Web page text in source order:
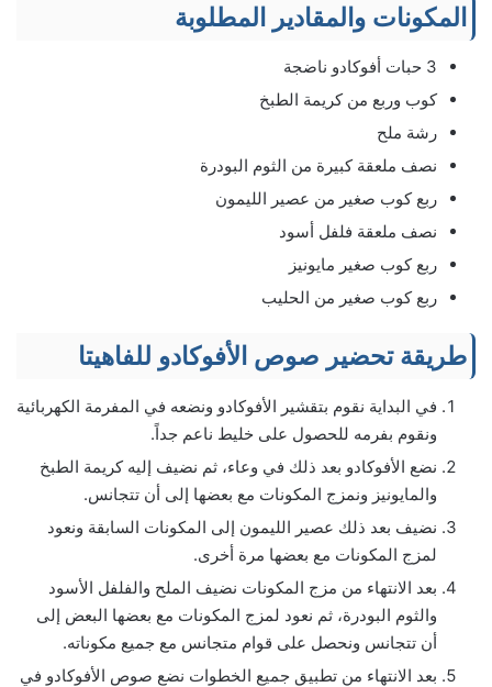
المكونات والمقادير المطلوبة
3 حبات أفوكادو ناضجة
كوب وربع من كريمة الطبخ
رشة ملح
نصف ملعقة كبيرة من الثوم البودرة
ربع كوب صغير من عصير الليمون
نصف ملعقة فلفل أسود
ربع كوب صغير مايونيز
ربع كوب صغير من الحليب
طريقة تحضير صوص الأفوكادو للفاهيتا
في البداية نقوم بتقشير الأفوكادو ونضعه في المفرمة الكهربائية
ونقوم بفرمه للحصول على خليط ناعم جداً.
نضع الأفوكادو بعد ذلك في وعاء، ثم نضيف إليه كريمة الطبخ
والمايونيز ونمزج المكونات مع بعضها إلى أن تتجانس.
نضيف بعد ذلك عصير الليمون إلى المكونات السابقة ونعود
لمزج المكونات مع بعضها مرة أخرى.
بعد الانتهاء من مزج المكونات نضيف الملح والفلفل الأسود
والثوم البودرة، ثم نعود لمزج المكونات مع بعضها البعض إلى
أن تتجانس ونحصل على قوام متجانس مع جميع مكوناته.
بعد الانتهاء من تطبيق جميع الخطوات نضع صوص الأفوكادو في